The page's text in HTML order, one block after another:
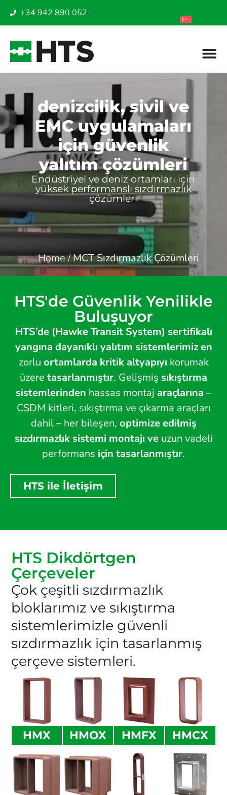
+34 942 890 052
denizcilik, sivil ve
EMC uygulamaları
için güvenlik
yalıtım çözümleri
Endüstriyel ve deniz ortamları için
yüksek performanslı sızdırmazlık
çözümleri
Home/MCT Sızdırmazlık Çözümleri
HTS'de Güvenlik Yenilikle
Buluşuyor
HTS’de (Hawke Transit System) sertifikalı
yangına dayanıklı yalıtım sistemlerimiz en
zorlu ortamlarda kritik altyapıyı korumak
üzere tasarlanmıştır. Gelişmiş sıkıştırma
sistemlerinden hassas montaj araçlarına –
CSDM kitleri, sıkıştırma ve çıkarma araçları
dahil – her bileşen, optimize edilmiş
sızdırmazlık sistemi montajı veuzun vadeli
performans için tasarlanmıştır.
HTS ile İletişim
HTS Dikdörtgen
Çerçeveler
Çok çeşitli sızdırmazlık
bloklarımız ve sıkıştırma
sistemlerimizle güvenli
sızdırmazlık için tasarlanmış
çerçeve sistemleri.
HMX HMOX HMFX HMCX